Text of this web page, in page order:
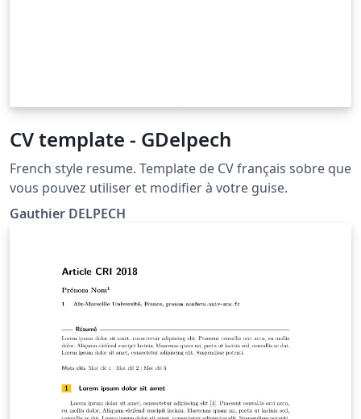
CV template - GDelpech
French style resume. Template de CV français sobre que
vous pouvez utiliser et modifier à votre guise.
Gauthier DELPECH